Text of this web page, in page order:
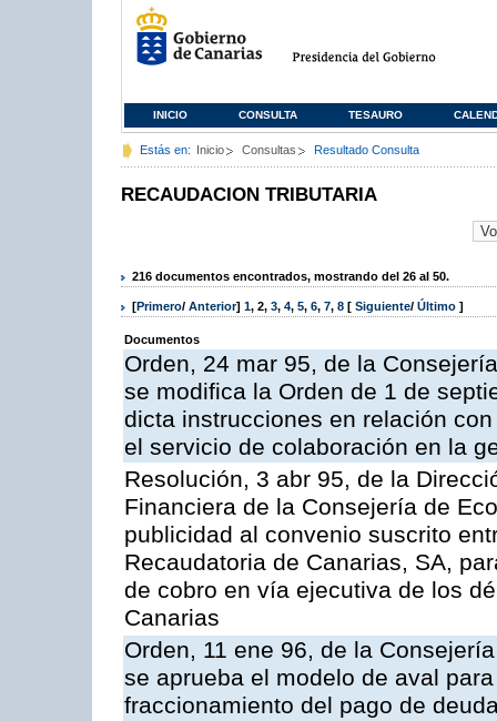
INICIO CONSULTA TESAURO
Estás en: Inicio Consultas Resultado Consulta
RECAUDACION TRIBUTARIA
216 documentos encontrados, mostrando del 26 al 50.
[Primero/ Anterior] 1, 2, 3, 4, 5, 6, 7, 8 [ Siguiente/ Último ]
Documentos
Orden, 24 mar 95, de la
se modifica la Orden de 1 de
dicta instrucciones en relación
el servicio de colaboración en la
Resolución, 3 abr 95, de la
Financiera de la Consejería de
publicidad al convenio suscrito
Recaudatoria de Canarias, SA,
de cobro en vía ejecutiva de los
Canarias
Orden, 11 ene 96, de la
se aprueba el modelo de aval
fraccionamiento del pago de